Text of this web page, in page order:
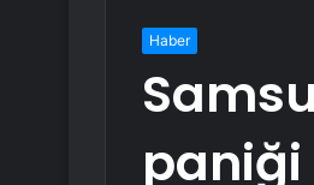
Haber
paniği